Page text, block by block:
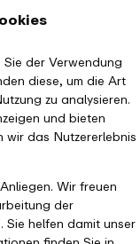
der Verwendung
diese, um die Art
zu analysieren.
und bieten
wir das Nutzererlebnis
Wir freuen
der
helfen damit unser
Baustellen im
Leichte